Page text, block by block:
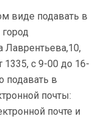
виде подавать в
Лаврентьева,10,
с 9-00 до 16-
подавать в
почты:
почте и